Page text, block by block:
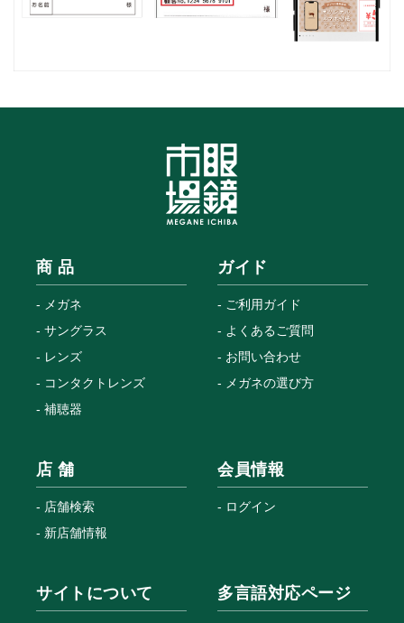
商 品
メガネ
サングラス
レンズ
コンタクトレンズ
補聴器
ガイド
ご利用ガイド
よくあるご質問
お問い合わせ
メガネの選び方
店 舗
店舗検索
新店舗情報
会員情報
ログイン
サイトについて 多言語対応ページ